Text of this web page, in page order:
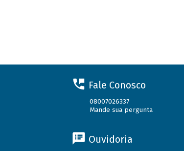
Fale Conosco
08007026337
Mande sua pergunta
Ouvidoria